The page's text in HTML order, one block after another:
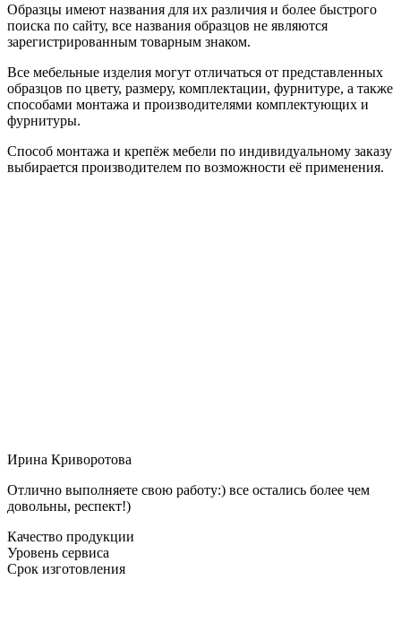
Образцы имеют названия для их различия и более быстрого
поиска по сайту, все названия образцов не являются
зарегистрированным товарным знаком.
Все мебельные изделия могут отличаться от представленных
образцов по цвету, размеру, комплектации, фурнитуре, а также
способами монтажа и производителями комплектующих и
фурнитуры.
Способ монтажа и крепёж мебели по индивидуальному заказу
выбирается производителем по возможности её применения.
Ирина Криворотова
Отлично выполняете свою работу:) все остались более чем
довольны, респект!)
Качество продукции
Уровень сервиса
Срок изготовления